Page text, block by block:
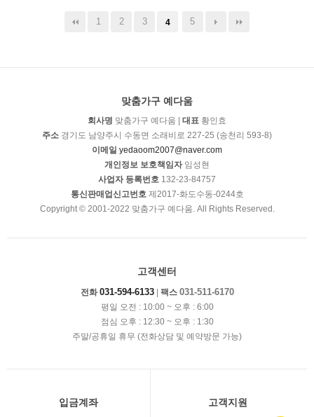
1 2 3 4 5
맞춤가구 예다움
회사명 맞춤가구 예다움 | 대표 황인효
주소 경기도 남양주시 수동면 소래비로 227-25 (송천리 593-8)
이메일 yedaoom2007@naver.com
개인정보 보호책임자임성현
사업자 등록번호 132-23-84757
통신판매업신고번호제2017-화도수동-0244호
Copyright © 2001-2022 맞춤가구 예다움. All Rights Reserved.
고객센터
전화 031-594-6133| 팩스 031-511-6170
평일 오전 : 10:00 ~ 오후 : 6:00
점심 오후 : 12:30 ~ 오후 : 1:30
주말/공휴일 휴무 (전화상담 및 예약방문 가능)
입금계좌 고객지원